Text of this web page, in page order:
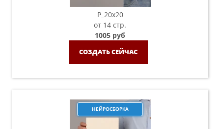
P_20х20
от 14 стр.
1005 руб
СОЗДАТЬ СЕЙЧАС
НЕЙРОСБОРКА